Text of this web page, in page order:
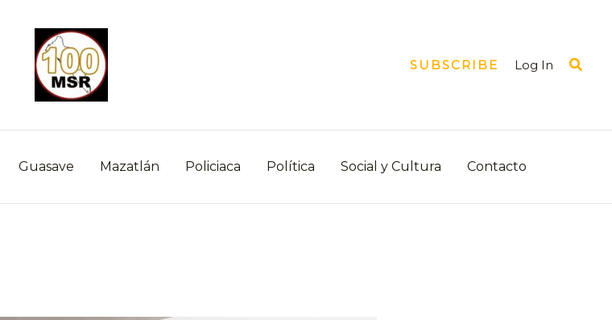
SUBSCRIBE
Log In
Guasave Mazatlán Policiaca Política Social y Cultura Contacto